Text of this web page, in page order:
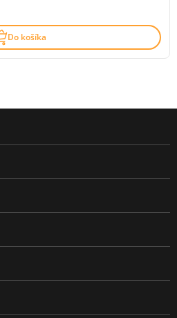
Do košíka